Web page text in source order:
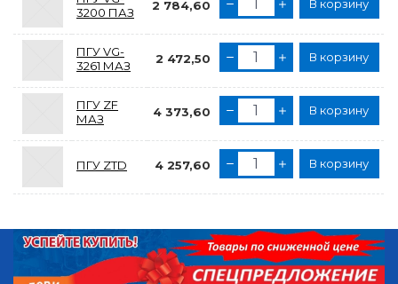
3200 ПАЗ
2 784,60 В корзину
ПГУ VG-
3261 МАЗ
2 472,50 В корзину
ПГУ ZF
МАЗ
4 373,60 В корзину
ПГУ ZTD 4 257,60 В корзину